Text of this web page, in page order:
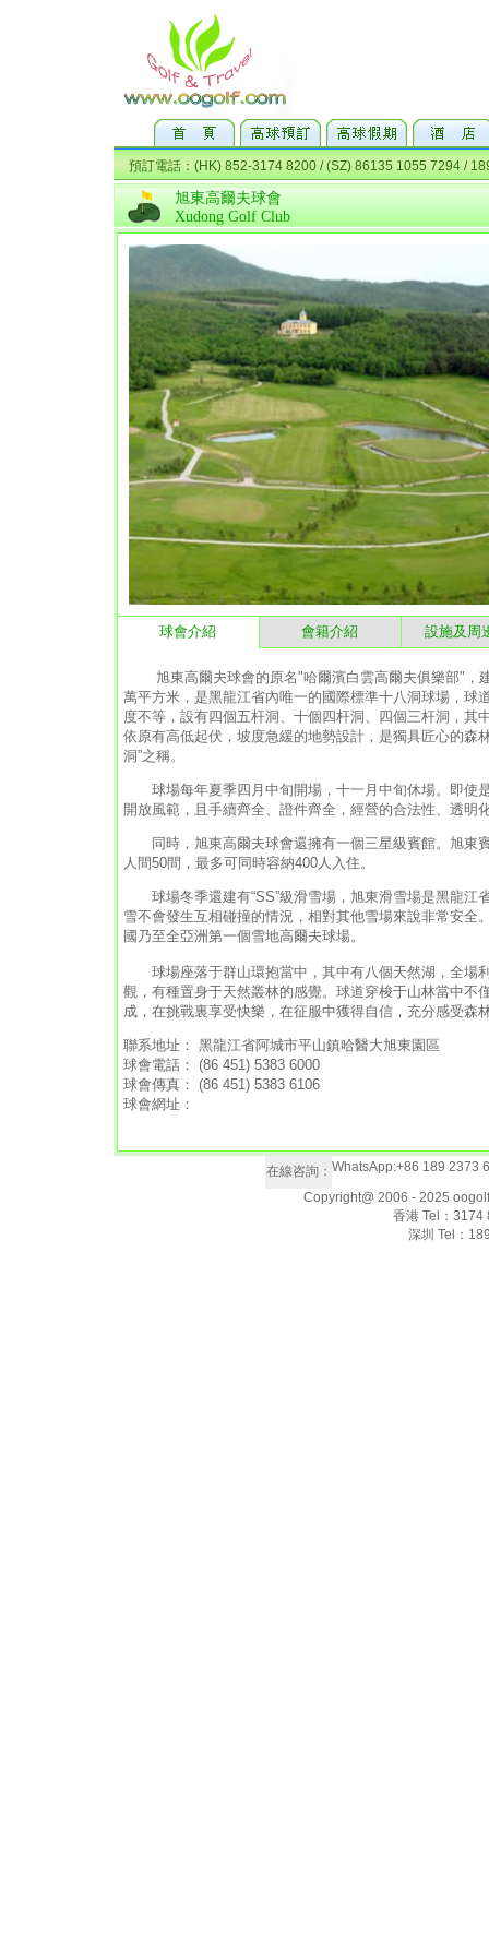
旭東高爾夫球會
Xudong Golf Club
球會介紹 會籍介紹 設施及周
旭東高爾夫球會的原名"哈爾濱白雲高爾夫俱樂部"，建
萬平方米，是黑龍江省內唯一的國際標準十八洞球場，球
度不等，設有四個五杆洞、十個四杆洞、四個三杆洞，
依原有高低起伏，坡度急緩的地勢設計，是獨具匠心的森
洞”之稱。
球場每年夏季四月中旬開場，十一月中旬休場。即使
開放風範，且手續齊全、證件齊全，經營的合法性、透明
同時，旭東高爾夫球會還擁有一個三星級賓館。旭東
人間50間，最多可同時容納400人入住。
球場冬季還建有“SS”級滑雪場，旭東滑雪場是黑龍江
雪不會發生互相碰撞的情況，相對其他雪場來說非常安
國乃至全亞洲第一個雪地高爾夫球場。
球場座落于群山環抱當中，其中有八個天然湖，全場
觀，有種置身于天然叢林的感覺。球道穿梭于山林當中不
成，在挑戰裏享受快樂，在征服中獲得自信，充分感受森
聯系地址： 黑龍江省阿城市平山鎮哈醫大旭東園區
球會電話： (86 451) 5383 6000
球會傳真： (86 451) 5383 6106
球會網址：